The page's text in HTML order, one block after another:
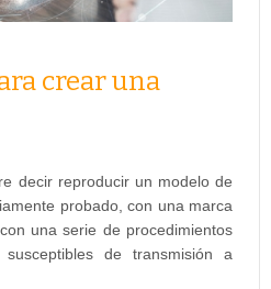
crear una
decir reproducir un modelo de
probado, con una marca
una serie de procedimientos
de transmisión a